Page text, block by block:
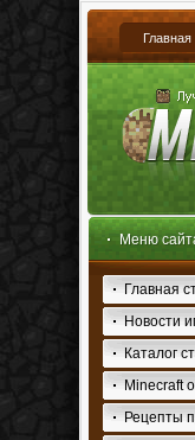
Главная
Меню
Главная
Новости
Каталог
Minecraft
Рецепты